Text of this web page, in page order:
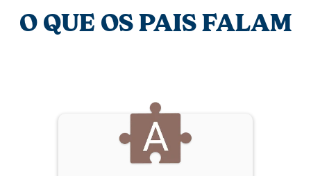
O QUE OS PAIS FALAM